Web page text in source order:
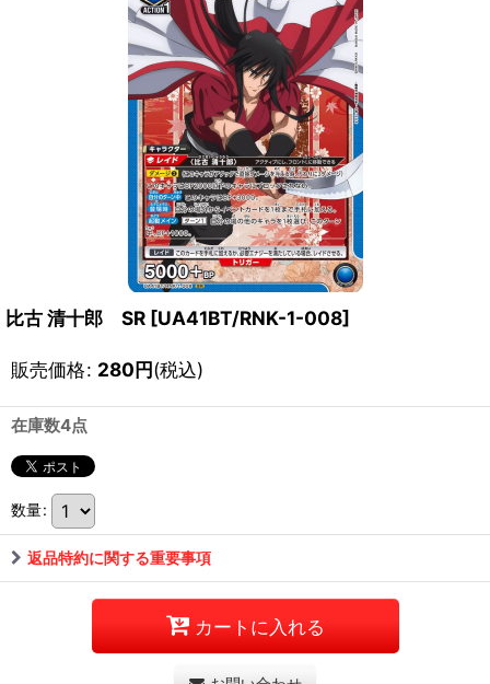
比古 清十郎 SR [UA41BT/RNK-1-008]
販売価格: 280円(税込)
在庫数4点
数量:
返品特約に関する重要事項
カートに入れる